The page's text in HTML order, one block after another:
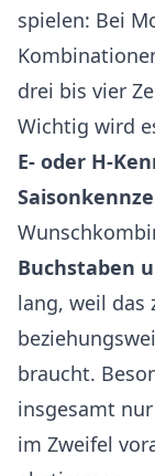
spielen: Bei
drei bis vier
Wichtig wird
E- oder H-
Buchstaben
lang, weil das
braucht.
insgesamt
im Zweifel